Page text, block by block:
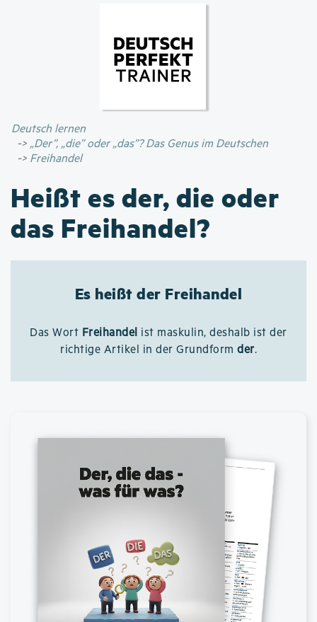
Inhalt
Deutsch lernen
„Der”, „die” oder „das”? Das Genus im Deutschen
Freihandel
Heißt es der, die oder
das Freihandel?
Es heißt der Freihandel
Das Wort Freihandel ist maskulin, deshalb ist der
richtige Artikel in der Grundform der.